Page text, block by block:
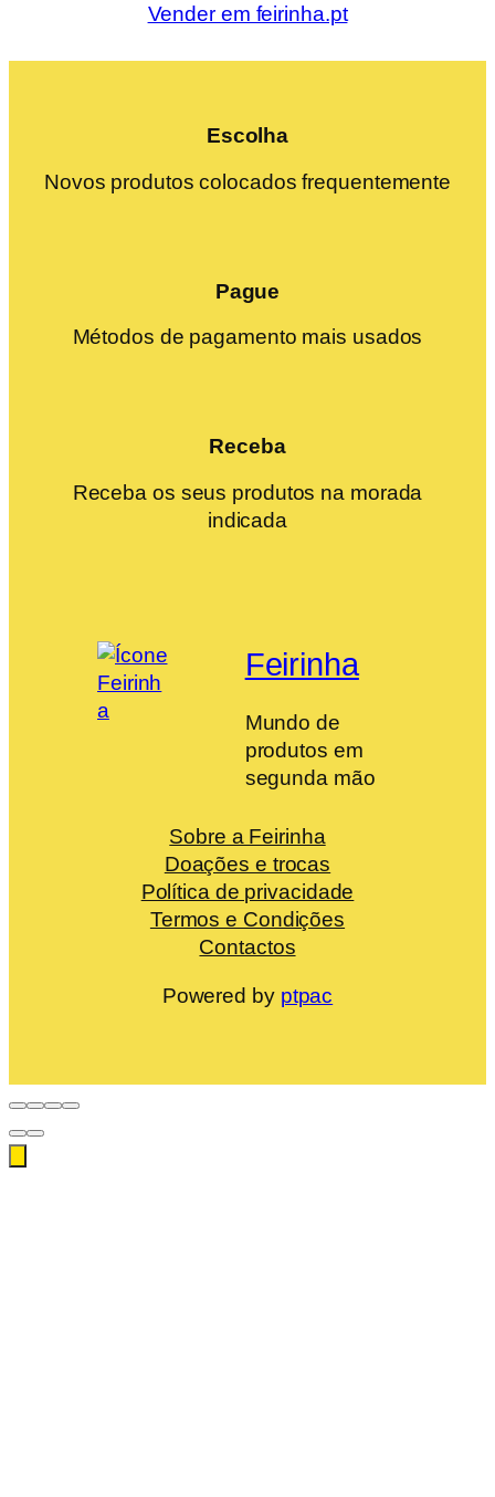
Vender em feirinha.pt
Escolha
Novos produtos colocados frequentemente
Pague
Métodos de pagamento mais usados
Receba
Receba os seus produtos na morada
indicada
Feirinha
Mundo de
produtos em
segunda mão
Sobre a Feirinha
Doações e trocas
Política de privacidade
Termos e Condições
Contactos
Powered by ptpac